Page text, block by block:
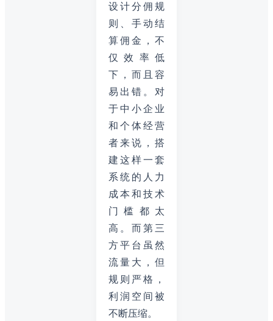
设计分佣规
则、手动结
算佣金，不
仅效率低
下，而且容
易出错。对
于中小企业
和个体经营
者来说，搭
建这样一套
系统的人力
成本和技术
门槛都太
高。而第三
方平台虽然
流量大，但
规则严格，
利润空间被
不断压缩。